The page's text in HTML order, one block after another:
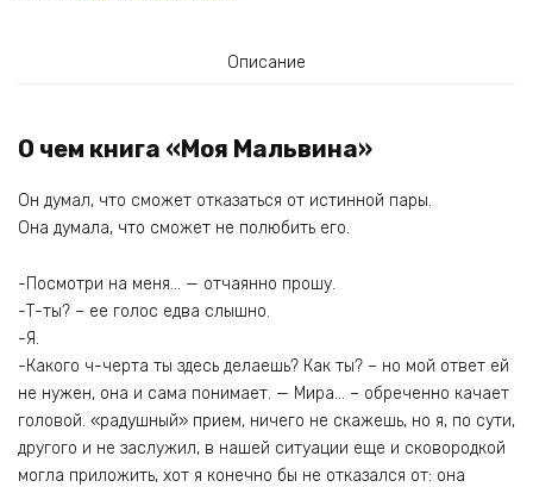
Описание
О чем книга «Моя Мальвина»
Он думал, что сможет отказаться от истинной пары.
Она думала, что сможет не полюбить его.
-Посмотри на меня… — отчаянно прошу.
-Т-ты? – ее голос едва слышно.
-Я.
-Какого ч-черта ты здесь делаешь? Как ты? – но мой ответ ей
не нужен, она и сама понимает. — Мира… – обреченно качает
головой. «радушный» прием, ничего не скажешь, но я, по сути,
другого и не заслужил, в нашей ситуации еще и сковородкой
могла приложить, хот я конечно бы не отказался от: она